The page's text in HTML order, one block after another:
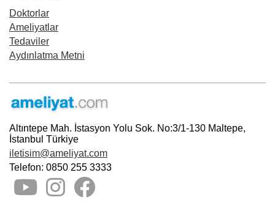
Doktorlar
Ameliyatlar
Tedaviler
Aydınlatma Metni
Altıntepe Mah. İstasyon Yolu Sok. No:3/1-130 Maltepe,
İstanbul Türkiye
iletisim@ameliyat.com
Telefon: 0850 255 3333